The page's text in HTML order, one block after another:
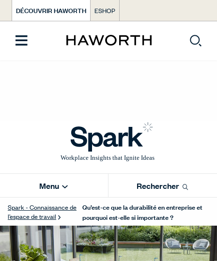
DÉCOUVRIR HAWORTH ESHOP
Menu Rechercher
Spark - Connaissance de
l’espace de travail
Qu’est-ce que la durabilité en entreprise et
pourquoi est-elle si importante ?